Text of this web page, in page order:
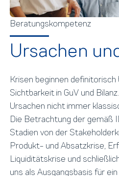
Beratungskompetenz
Ursachen
Krisen beginnen
Sichtbarkeit in GuV und
Ursachen nicht immer
Die Betrachtung der gemäß
Stadien von der
Produkt- und Absatzkrise,
Liquiditätskrise und
uns als Ausgangsbasis für